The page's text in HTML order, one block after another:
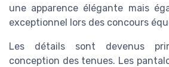
une apparence élégante mais
exceptionnel lors des concours
Les détails sont devenus
conception des tenues. Les